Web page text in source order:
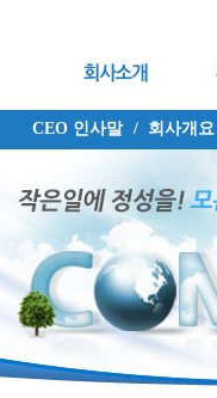
CEO 인사말 / 회사개요